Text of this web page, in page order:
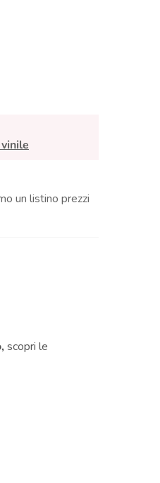
un listino prezzi
scopri le